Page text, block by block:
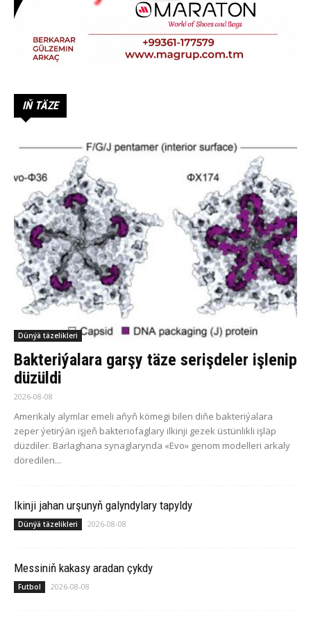
IŇ TÄZE
Dünýä täzelikleri
Bakteriýalara garşy täze serişdeler işlenip
düzüldi
2026-08-08
Amerikaly alymlar emeli aňyň kömegi bilen diňe bakteriýalara
zeper ýetirýän işjeň bakteriofaglary ilkinji gezek üstünlikli işläp
düzdiler. Barlaghana synaglarynda «Evo» genom modelleri arkaly
döredilen...
Ikinji jahan urşunyň galyndylary tapyldy
Dünýä täzelikleri 2026-08-08
Messiniň kakasy aradan çykdy
Futbol 2026-08-08